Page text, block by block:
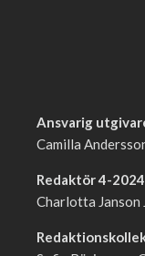
Ansvarig
Camilla
Redaktör 4-2024
Charlotta Janson